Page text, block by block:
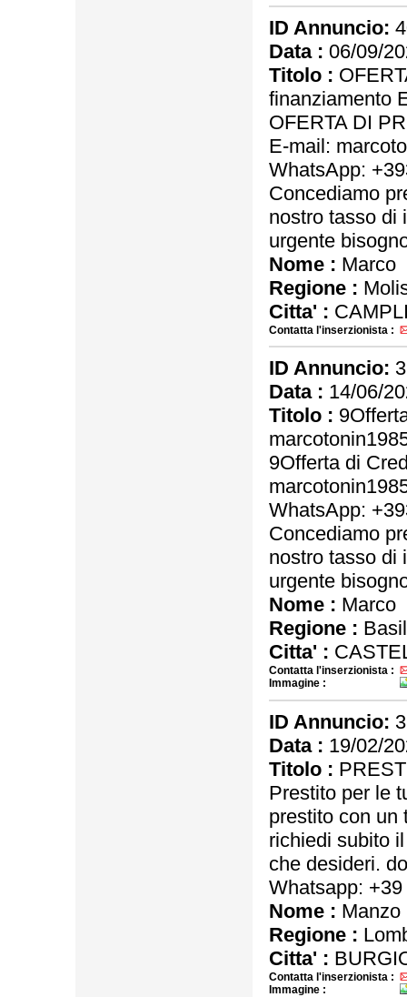
ID Annuncio:
Data : 06/09/
Titolo :
finanziamento
OFERTA DI
E-mail:
WhatsApp:
Concediamo
nostro tasso di
urgente
Nome : Marco
Regione :
Citta' :
Contatta l'inserzionista :
ID Annuncio:
Data : 14/06/
Titolo :
9Offerta di
WhatsApp:
Concediamo
nostro tasso di
urgente
Nome : Marco
Regione :
Citta' :
Contatta l'inserzionista :
Immagine :
ID Annuncio:
Data : 19/02/
Titolo :
Prestito per le
prestito con un
richiedi subito
che desideri.
Whatsapp:
Nome : Manzo
Regione :
Citta' :
Contatta l'inserzionista :
Immagine :